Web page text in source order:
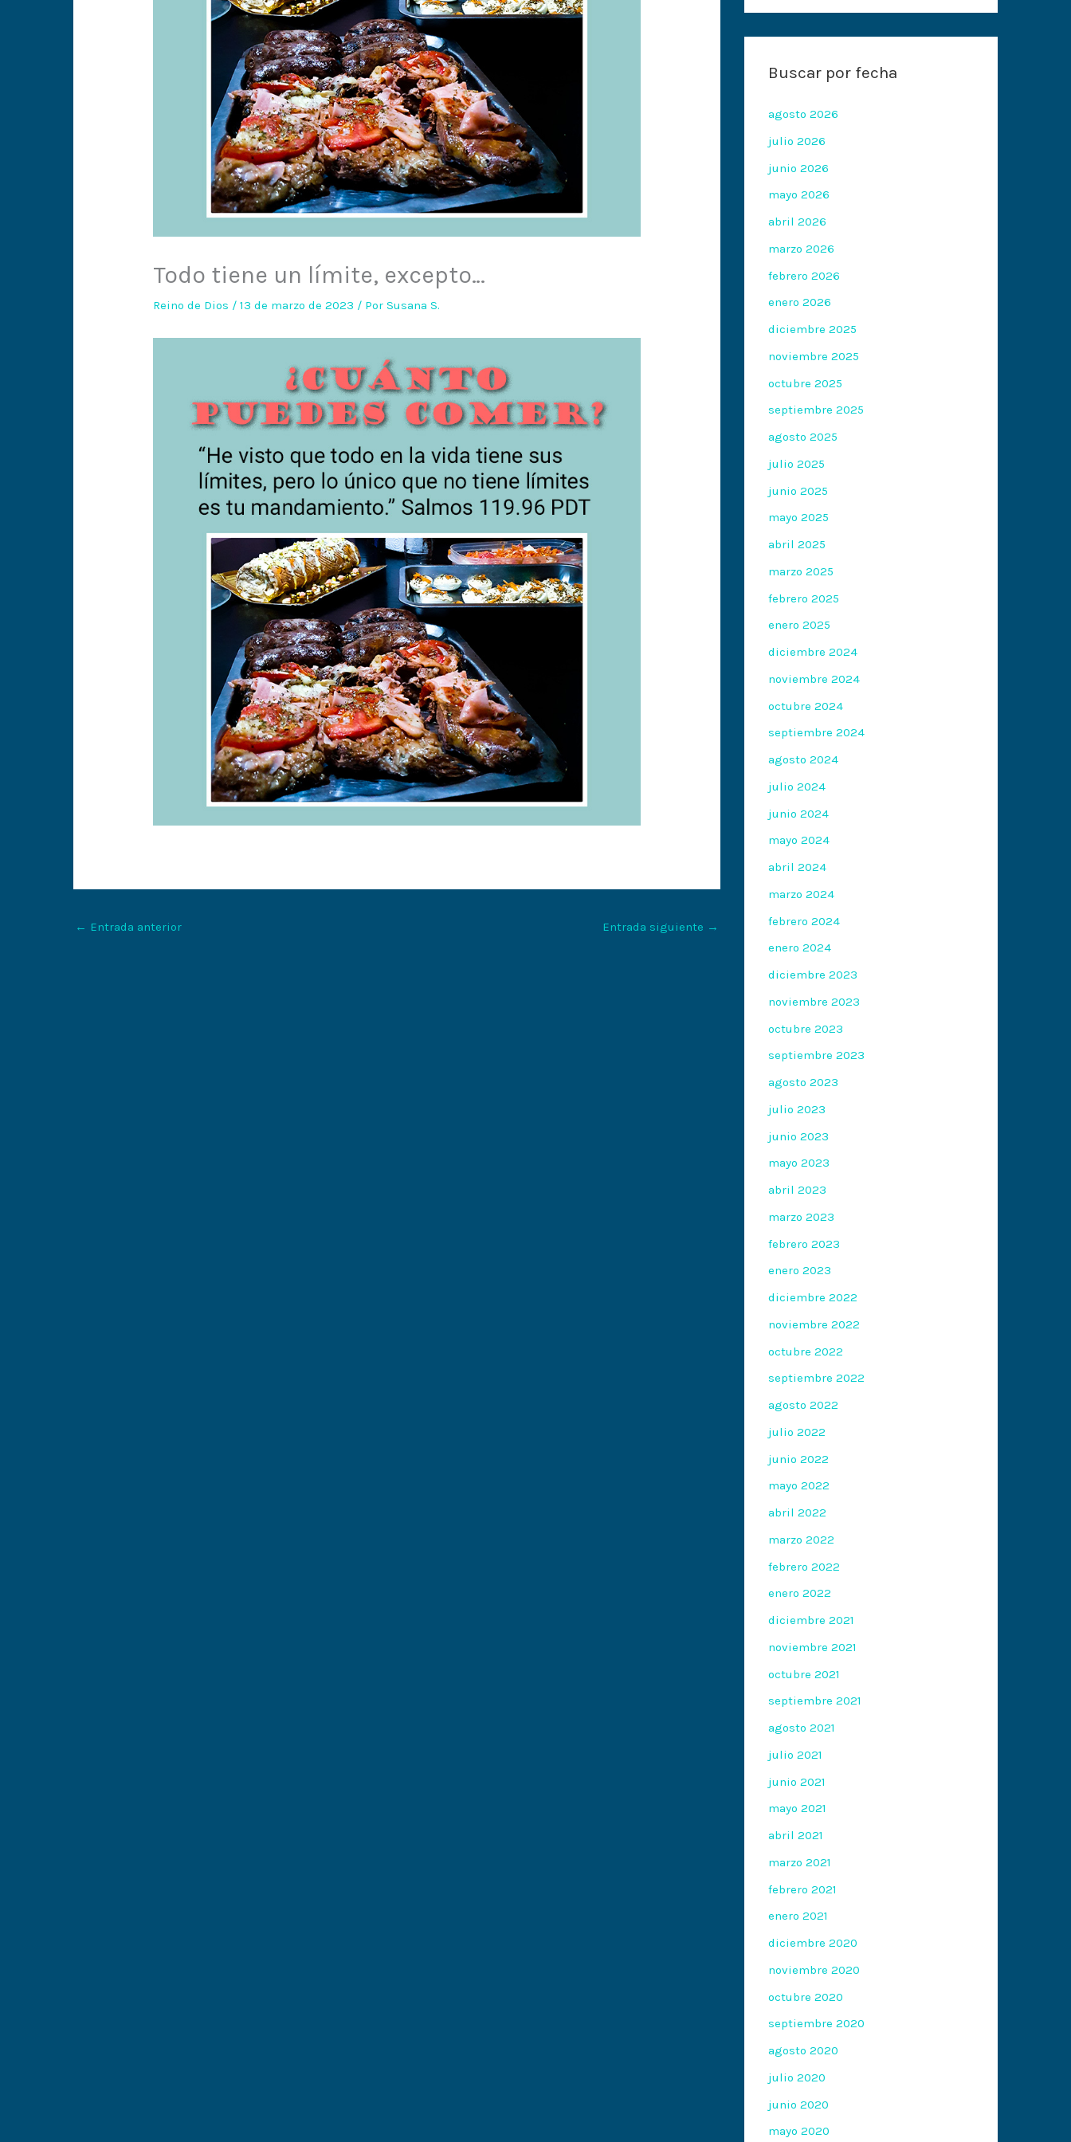
Todo tiene un límite, excepto…
Reino de Dios /13 de marzo de 2023 / PorSusana S.
← Entrada anterior Entrada siguiente →
Buscar por fecha
agosto 2026
julio 2026
junio 2026
mayo 2026
abril 2026
marzo 2026
febrero 2026
enero 2026
diciembre 2025
noviembre 2025
octubre 2025
septiembre 2025
agosto 2025
julio 2025
junio 2025
mayo 2025
abril 2025
marzo 2025
febrero 2025
enero 2025
diciembre 2024
noviembre 2024
octubre 2024
septiembre 2024
agosto 2024
julio 2024
junio 2024
mayo 2024
abril 2024
marzo 2024
febrero 2024
enero 2024
diciembre 2023
noviembre 2023
octubre 2023
septiembre 2023
agosto 2023
julio 2023
junio 2023
mayo 2023
abril 2023
marzo 2023
febrero 2023
enero 2023
diciembre 2022
noviembre 2022
octubre 2022
septiembre 2022
agosto 2022
julio 2022
junio 2022
mayo 2022
abril 2022
marzo 2022
febrero 2022
enero 2022
diciembre 2021
noviembre 2021
octubre 2021
septiembre 2021
agosto 2021
julio 2021
junio 2021
mayo 2021
abril 2021
marzo 2021
febrero 2021
enero 2021
diciembre 2020
noviembre 2020
octubre 2020
septiembre 2020
agosto 2020
julio 2020
junio 2020
mayo 2020